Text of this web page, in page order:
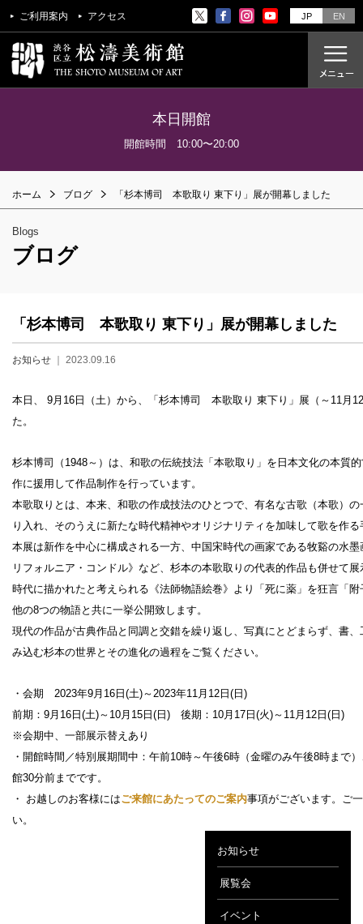
ご利用案内 アクセス JP EN
過去の展覧会
美術教室
過去のイベント
設計者 白井晟一
建設計画から開館まで
美術館概要
事業記録
本日開館
開館時間 10:00〜20:00
ホーム ブログ 「杉本博司 本歌取り 東下り」展が開幕しました
Blogs
ブログ
「杉本博司 本歌取り 東下り」展が開幕しました
お知らせ ｜ 2023.09.16
本日、 9月16日（土）から、「杉本博司 本歌取り 東下り」展（～11月
た。
杉本博司（1948～）は、和歌の伝統技法「本歌取り」を日本文化の本質
作に援用して作品制作を行っています。
本歌取りとは、本来、和歌の作成技法のひとつで、有名な古歌（本歌）
り入れ、そのうえに新たな時代精神やオリジナリティを加味して歌を作
本展は新作を中心に構成される一方、中国宋時代の画家である牧谿の水
リフォルニア・コンドル》など、杉本の本歌取りの代表的作品も併せて
時代に描かれたと考えられる《法師物語絵巻》より「死に薬」を狂言「
他の8つの物語と共に一挙公開致します。
現代の作品が古典作品と同調と交錯を繰り返し、写真にとどまらず、書
み込む杉本の世界とその進化の過程をご覧ください。
・会期 2023年9月16日(土)～2023年11月12日(日)
前期：9月16日(土)～10月15日(日) 後期：10月17日(火)～11月12日(日)
※会期中、一部展示替えあり
・開館時間／特別展期間中：午前10時～午後6時（金曜のみ午後8時まで
館30分前までです。
・ お越しのお客様にはご来館にあたってのご案内事項がございます。ご
い。
お知らせ
展覧会
イベント